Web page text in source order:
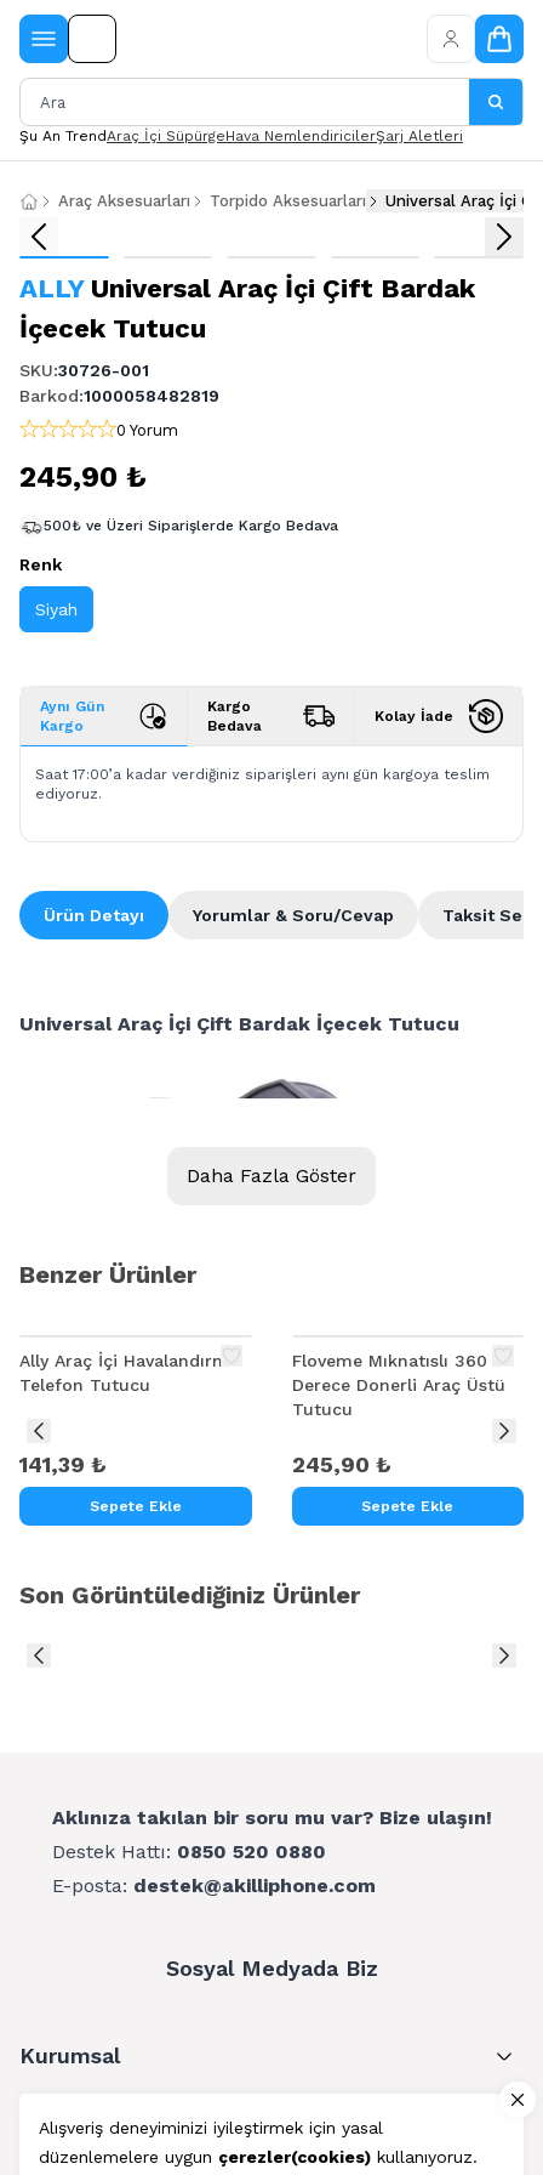
Alışveriş deneyiminizi iyileştirmek için yasal
düzenlemelere uygun çerezler(cookies) kullanıyoruz.
Şu An TrendAraç İçi SüpürgeHava NemlendiricilerŞarj Aletleri
Araç Aksesuarları Torpido Aksesuarları Universal Araç İçi
ALLY Universal Araç İçi Çift Bardak
İçecek Tutucu
SKU:30726-001
Barkod:1000058482819
0 Yorum
245,90 ₺
500₺ ve Üzeri Siparişlerde Kargo Bedava
Renk
Siyah
Aynı Gün
Kargo
Kargo
Bedava
Kolay İade
Saat 17:00’a kadar verdiğiniz siparişleri aynı gün kargoya teslim
ediyoruz.
Ürün Detayı Taksit
Yorumlar & Soru/Cevap
Universal Araç İçi Çift Bardak İçecek Tutucu
Daha Fazla Göster
Benzer Ürünler
Ally Araç İçi Havalandırma
Telefon Tutucu
141,39 ₺
Sepete Ekle
Floveme Mıknatıslı 360
Derece Donerli Araç Üstü
Tutucu
245,90 ₺
Sepete Ekle
Son Görüntülediğiniz Ürünler
Aklınıza takılan bir soru mu var? Bize ulaşın!
Destek Hattı: 0850 520 0880
E-posta: destek@akilliphone.com
Sosyal Medyada Biz
Kurumsal
Müşteri Hizmetleri